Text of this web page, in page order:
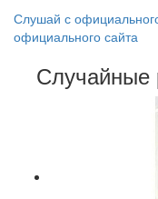
Слушай с
официального сайта
Случайные